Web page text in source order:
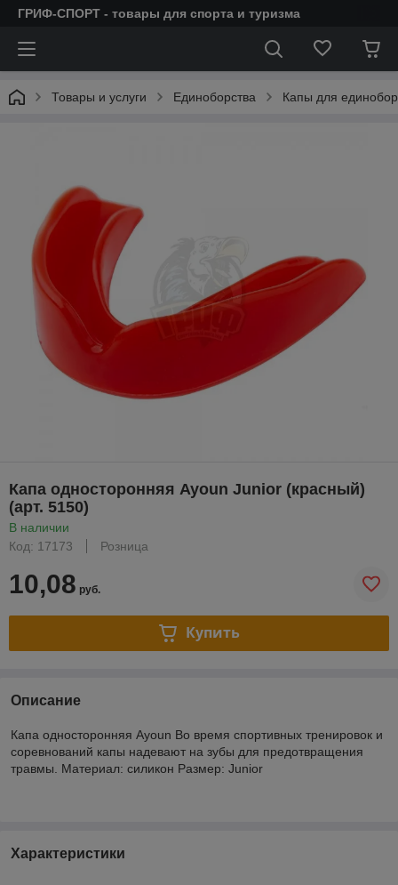
ГРИФ-СПОРТ - товары для спорта и туризма
Товары и услуги Единоборства Капы для
Капа односторонняя Ayoun Junior (красный)
(арт. 5150)
В наличии
Код: 17173
Розница
10,08 руб.
Купить
Описание
Капа односторонняя Ayoun Во время спортивных тренировок и
соревнований капы надевают на зубы для предотвращения
травмы. Материал: силикон Размер: Junior
Характеристики